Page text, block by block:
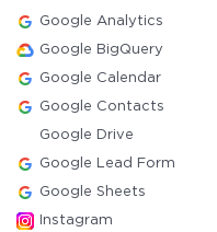
Google Analytics
Google BigQuery
Google Calendar
Google Contacts
Google Drive
Google Lead Form
Google Sheets
Instagram